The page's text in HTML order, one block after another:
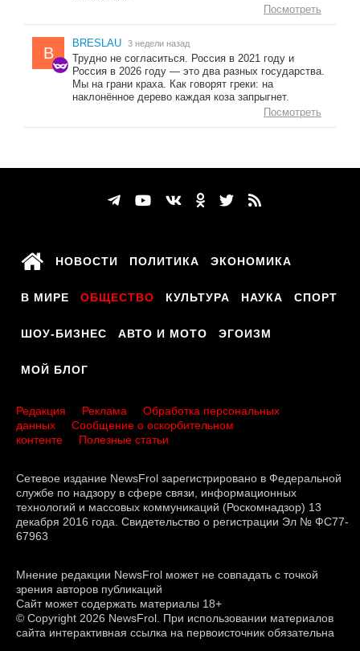
Посмотреть
B
BRESLAU 3 недели назад
Трудно не согласиться. Россия в 2021 году и
Россия в 2026 году — это два разных государства.
Мы на грани краха. Как говорят греки: на
наклонённое дерево каждая коза запрыгнет.
Посмотреть
НОВОСТИ ПОЛИТИКА ЭКОНОМИКА
В МИРЕ ОБЩЕСТВО КУЛЬТУРА НАУКА СПОРТ
ШОУ-БИЗНЕС АВТО И МОТО ЭГОИЗМ
МОЙ БЛОГ
Редакция Реклама
Обработка персональных
данных
Сообщение о оскорбительном
контенте
Полезные статьи
Сетевое издание NewsFrol зарегистрировано в Федеральной
службе по надзору в сфере связи, информационных
технологий и массовых коммуникаций (Роскомнадзор) 13
декабря 2016 года. Свидетельство о регистрации Эл № ФС77-
67963
Мнение редакции NewsFrol может не совпадать с точкой
зрения авторов публикаций
Сайт может содержать материалы 18+
© Copyright 2026 NewsFrol. При использовании материалов
сайта интерактивная ссылка на первоисточник обязательна